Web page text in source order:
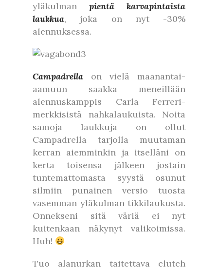
yläkulman pientä karvapintaista
laukkua, joka on nyt -30%
alennuksessa.
Campadrella on vielä maanantai-
aamuun saakka meneillään
alennuskamppis Carla Ferreri-
merkkisistä nahkalaukuista. Noita
samoja laukkuja on ollut
Campadrella tarjolla muutaman
kerran aiemminkin ja itselläni on
kerta toisensa jälkeen jostain
tuntemattomasta syystä osunut
silmiin punainen versio tuosta
vasemman yläkulman tikkilaukusta.
Onnekseni sitä väriä ei nyt
kuitenkaan näkynyt valikoimissa.
Huh!
Tuo alanurkan taitettava clutch